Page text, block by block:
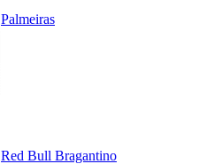
Palmeiras
Red Bull Bragantino